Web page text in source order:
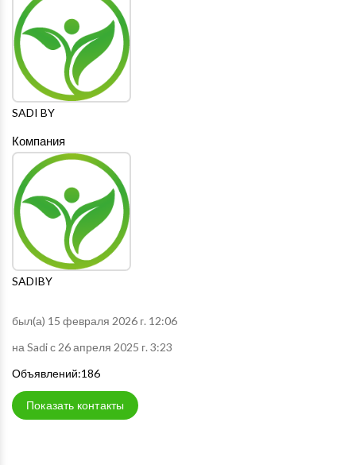
SADI BY
Компания
SADIBY
был(а) 15 февраля 2026 г. 12:06
на Sadi с 26 апреля 2025 г. 3:23
Объявлений:186
Показать контакты